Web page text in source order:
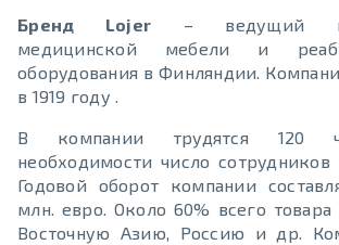
Бренд Lojer – ведущий
медицинской мебели и
оборудования в Финляндии.
в 1919 году .
В компании трудятся 120
необходимости число сотрудников
Годовой оборот компании
млн. евро. Около 60% всего товара
Восточную Азию, Россию и др.